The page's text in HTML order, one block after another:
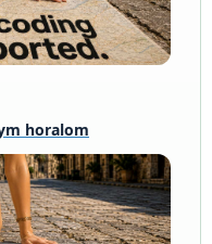
horalom